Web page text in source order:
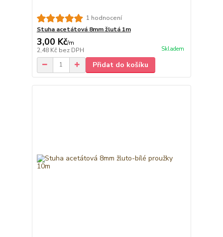
1 hodnocení
Stuha acetátová 8mm žlutá 1m
3,00 Kč/m
2,48 Kč bez DPH Skladem
Přidat do košíku